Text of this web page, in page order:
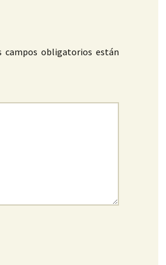
campos obligatorios están